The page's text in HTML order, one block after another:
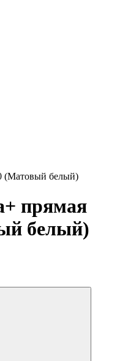
(Матовый белый)
прямая
белый)